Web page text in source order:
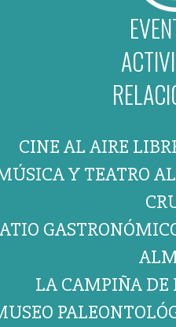
CINE AL AIRE
Y TEATRO
LA CAMPIÑA DE